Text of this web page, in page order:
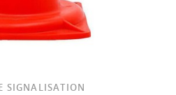
SIGNALISATION